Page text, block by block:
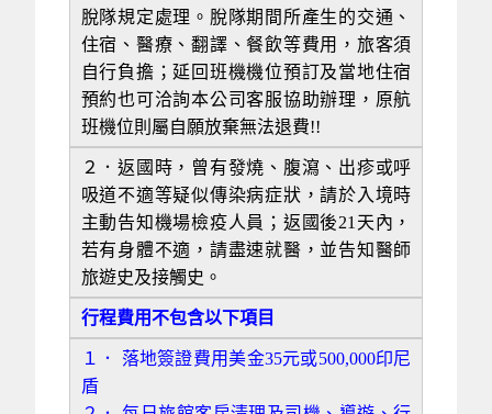
脫隊規定處理。脫隊期間所產生的交通、
住宿、醫療、翻譯、餐飲等費用，旅客須
自行負擔；延回班機機位預訂及當地住宿
預約也可洽詢本公司客服協助辦理，原航
班機位則屬自願放棄無法退費!!
２．返國時，曾有發燒、腹瀉、出疹或呼
吸道不適等疑似傳染病症狀，請於入境時
主動告知機場檢疫人員；返國後21天內，
若有身體不適，請盡速就醫，並告知醫師
旅遊史及接觸史。
行程費用不包含以下項目
１．
落地簽證費用美金35元或500,000印尼
盾